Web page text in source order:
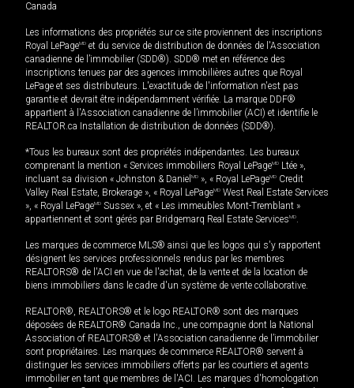
Canada
Les informations des propriétés sur ce site proviennent des inscriptions
Royal LePageMD et du service de distribution de données de l'Association
canadienne de l’immobilier (SDD®). SDD® met en référence des
inscriptions tenues par des agences immobilières autres que Royal
LePage et ses distributeurs. L'exactitude de l'information n'est pas
garantie et devrait être indépendamment vérifiée. La marque DDF®
appartient à l'Association canadienne de l’immobilier (ACI) et identifie le
REALTOR.ca Installation de distribution de données (SDD®).
*Tous les bureaux sont des propriétés indépendantes. Les bureaux
comprenant la mention « Services immobiliers Royal LePageMD Ltée »,
incluant sa division « Johnston & Daniel MD », « Royal LePageMD Credit
Valley Real Estate, Brokerage », « Royal LePageMD West Real Estate Services
», « Royal LePageMD Sussex », et « Les immeubles Mont-Tremblant »
appartiennent et sont gérés par Bridgemarq Real Estate ServicesMD.
Les marques de commerce MLS® ainsi que les logos qui s'y rapportent
désignent les services professionnels rendus par les membres
REALTORS® de l'ACI en vue de l'achat, de la vente et de la location de
biens immobiliers dans le cadre d'un système de vente collaborative.
REALTOR®, REALTORS® et le logo REALTOR® sont des marques
déposées de REALTOR® Canada Inc., une compagnie dont la National
Association of REALTORS® et l'Association canadienne de l’immobilier
sont propriétaires. Les marques de commerce REALTOR® servent à
distinguer les services immobiliers offerts par les courtiers et agents
immobilier en tant que membres de l'ACI. Les marques d'homologation